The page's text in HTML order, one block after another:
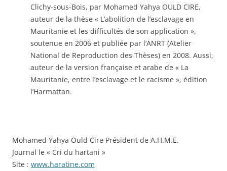
Clichy-sous-Bois, par Mohamed Yahya OULD CIRE,
auteur de la thèse « L’abolition de l’esclavage en
Mauritanie et les difficultés de son application »,
soutenue en 2006 et publiée par l’ANRT (Atelier
National de Reproduction des Thèses) en 2008. Aussi,
auteur de la version française et arabe de « La
Mauritanie, entre l’esclavage et le racisme », édition
l’Harmattan.
Mohamed Yahya Ould Cire Président de A.H.M.E.
Journal le « Cri du hartani »
Site : www.haratine.com